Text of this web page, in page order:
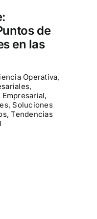
de
en las
Operativa,
,
Empresarial,
, Soluciones
,Tendencias